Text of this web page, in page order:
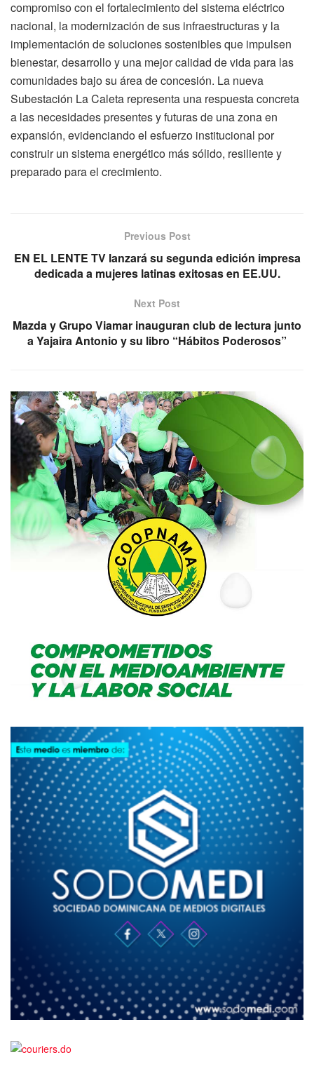
compromiso con el fortalecimiento del sistema eléctrico
nacional, la modernización de sus infraestructuras y la
implementación de soluciones sostenibles que impulsen
bienestar, desarrollo y una mejor calidad de vida para las
comunidades bajo su área de concesión. La nueva
Subestación La Caleta representa una respuesta concreta
a las necesidades presentes y futuras de una zona en
expansión, evidenciando el esfuerzo institucional por
construir un sistema energético más sólido, resiliente y
preparado para el crecimiento.
Previous Post
EN EL LENTE TV lanzará su segunda edición impresa
dedicada a mujeres latinas exitosas en EE.UU.
Next Post
Mazda y Grupo Viamar inauguran club de lectura junto
a Yajaira Antonio y su libro “Hábitos Poderosos”